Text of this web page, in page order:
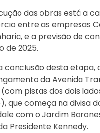
das obras está a
entre as empresas
e a previsão de
de 2025.
conclusão desta etapa,
da Avenida
pistas dos dois
que começa na divisa
com o Jardim
Presidente Kennedy.